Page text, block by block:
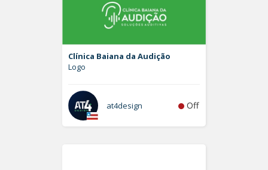
Clínica Baiana da Audição
Logo
at4design Off